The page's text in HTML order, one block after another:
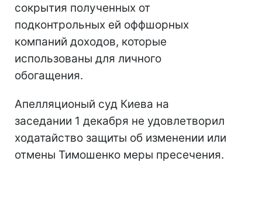
сокрытия полученных от
подконтрольных ей оффшорных
компаний доходов, которые
использованы для личного
обогащения.
Апелляционый суд Киева на
заседании 1 декабря не удовлетворил
ходатайство защиты об изменении или
отмены Тимошенко меры пресечения.